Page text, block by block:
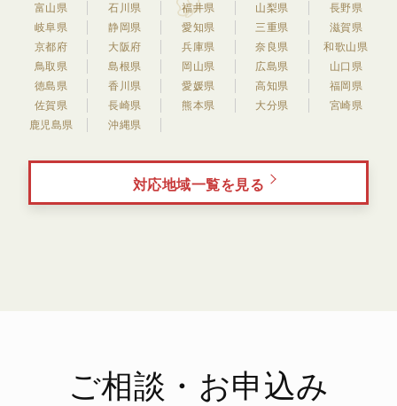
富山県
石川県 福井県 山梨県
長野県
岐阜県
静岡県 愛知県 三重県
滋賀県
京都府
大阪府 兵庫県 奈良県
和歌山県
鳥取県
島根県 岡山県 広島県
山口県
徳島県
香川県 愛媛県 高知県
福岡県
佐賀県
長崎県 熊本県 大分県
宮崎県
鹿児島県
沖縄県
対応地域一覧を見る
ご相談・お申込み